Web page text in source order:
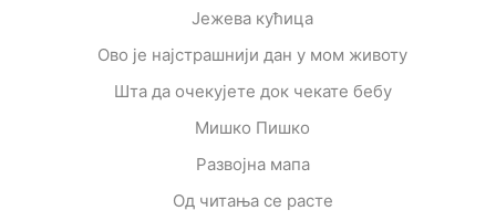
Јежева кућица
Ово је најстрашнији дан у мом животу
Шта да очекујете док чекате бебу
Мишко Пишко
Развојна мапа
Од читања се расте